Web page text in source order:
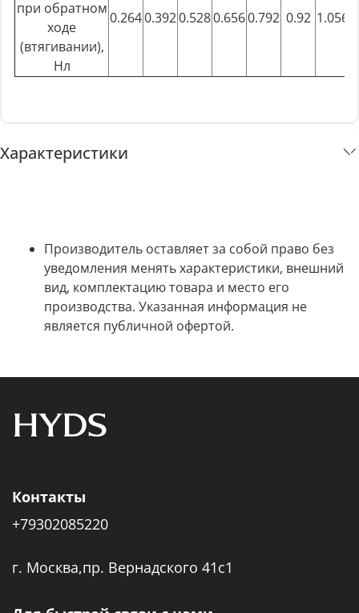
при обратном
ходе
(втягивании),
Нл
0.2640.3920.5280.6560.792 0.92 1.056
Характеристики
Производитель оставляет за собой право без
уведомления менять характеристики, внешний
вид, комплектацию товара и место его
производства. Указанная информация не
является публичной офертой.
Контакты
+79302085220
г. Москва,пр. Вернадского 41с1